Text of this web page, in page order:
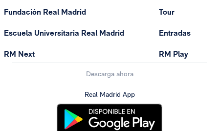
Fundación Real Madrid
Escuela Universitaria Real Madrid
RM Next
Tour
Entradas
RM Play
Descarga ahora
Real Madrid App